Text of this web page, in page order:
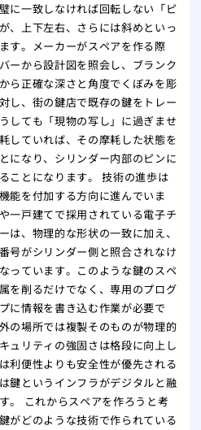
に一致しなければ回転しない「ピ
、上下左右、さらには斜めといっ
す。メーカーがスペアを作る際
ーから設計図を照会し、ブランク
ら正確な深さと角度でくぼみを彫
し、街の鍵店で既存の鍵をトレー
しても「現物の写し」に過ぎませ
していれば、その摩耗した状態を
になり、シリンダー内部のピンに
ことになります。 技術の進歩は
能を付加する方向に進んでいま
一戸建てで採用されている電子チ
は、物理的な形状の一致に加え、
号がシリンダー側と照合されなけ
っています。このような鍵のスペ
を削るだけでなく、専用のプログ
に情報を書き込む作業が必要で
の場所では複製そのものが物理的
ュリティの強固さは格段に向上し
利便性よりも安全性が優先される
鍵というインフラがデジタルと融
。 これからスペアを作ろうと考
がどのような技術で作られている